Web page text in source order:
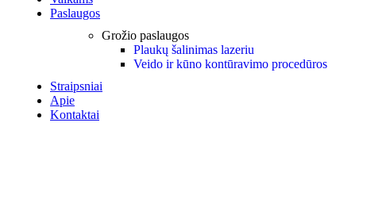
Paslaugos
Grožio paslaugos
Plaukų šalinimas lazeriu
Veido ir kūno kontūravimo procedūros
Straipsniai
Apie
Kontaktai